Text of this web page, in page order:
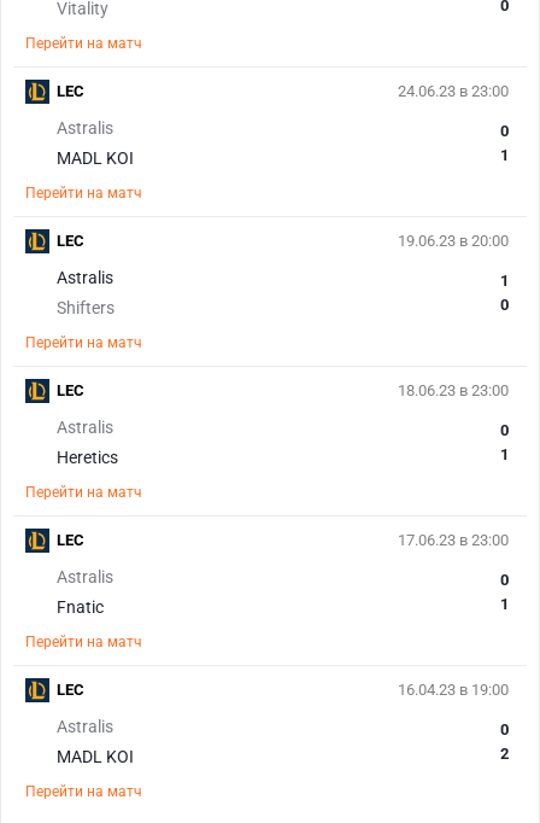
Vitality
0
Перейти на матч
24.06.23 в 23:00
Astralis
MADL KOI
0
1
Перейти на матч
LEC
19.06.23 в 20:00
Astralis
Shifters
1
0
Перейти на матч
LEC
18.06.23 в 23:00
Astralis
Heretics
0
1
Перейти на матч
LEC
17.06.23 в 23:00
Astralis
Fnatic
0
1
Перейти на матч
LEC
16.04.23 в 19:00
Astralis
MADL KOI
0
2
Перейти на матч
LEC